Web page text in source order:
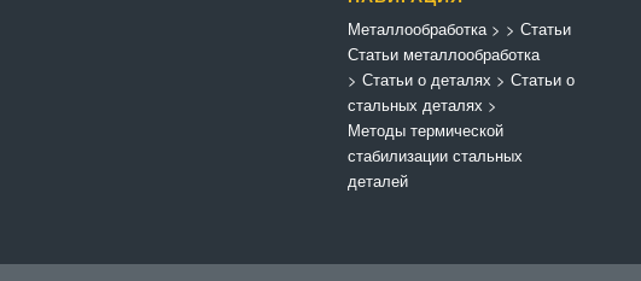
Металлообработка>
Статьи металлообработка
> Статьи
> Статьи о деталях > Статьи о
стальных деталях >
Методы термической
стабилизации стальных
деталей